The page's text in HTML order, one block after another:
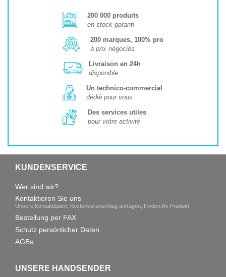
200 000 produits
en stock garanti
200 marques, 100% pro
à prix négociés
Livraison en 24h
disponible
Un technico-commercial
dédié pour vous
Des services utiles
pour votre activité
KUNDENSERVICE
Wer sind wir?
Kontaktieren Sie uns
Unsere Kontaktdaten, Kostenvoranschlag anfragen, Finden Ihr Produkt
Bestellung per FAX
Schutz persönlicher Daten
AGBs
UNSERE HANDSENDER